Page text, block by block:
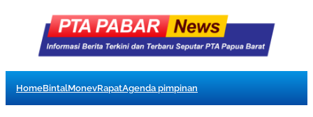
HomeBintalMonevRapatAgenda pimpinan